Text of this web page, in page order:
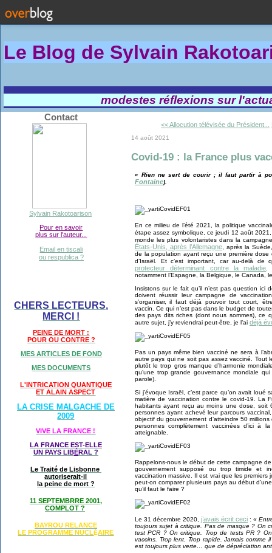
Le Blog de Sylvain Rakotoa
modestes réflexions sur
Contact
Sylvain Rakotoarison
Pour en savoir
plus sur l'auteur...
Email en tiscali
ou respublica ?
CHERS LECTEURS,
MERCI !
PEINE DE MORT :
POUR OU CONTRE ?
MES ARTICLES DE FOND
MES DOCUMENTS
L'INTRICATION QUANTIQUE
ET ALAIN ASPECT
LA CRISE MALGACHE DE
2009
VIVE LA FRANCE !
LA FRANCE EST-ELLE
UN PAYS LIBÉRAL ?
Le Traité de Lisbonne
autoriserait-il
la peine de mort ?
11 SEPTEMBRRE 2001,
COMPLOT ?
BAYROU RELANCE
LE PROGRAMME NUCLÉAIRE
<< Allocution télévisée du Président...
14 août 2021
Covid-19 : la France plus
« Rien ne sert de courir ; il faut partir à
Fontaine).
En ce milieu de l’été 2021, la politique
étape assez symbolique, ce jeudi 12 août
monde les plus volontaristes dans la
États-Unis, après l’Allemagne , après la
de la population ayant reçu une première
d’Israël. Et c’est important, car au-delà
protecteur déterminant contre la maladie
notamment l’Espagne, la Belgique, le Canada,
Insistons sur le fait qu’il n’est pas question
doivent réussir leur campagne de
s’organiser, il faut déjà pouvoir tout court,
vaccin. Ce qui n’est pas dans le budget de
des pays dits riches (dont nous sommes), ce
autre sujet, j’y reviendrai peut-être, je l’ai déjà
Pas un pays même bien vacciné ne sera à
autre pays qui ne soit pas assez vacciné. Tout
plutôt le trop gros manque d’harmonie
qu’une trop grande gouvernance mondiale qui
parole).
Si j’évoque Israël, c’est parce qu’on avait
matière de vaccination contre le covid-19. La
habitants ayant reçu au moins une dose,
personnes ayant achevé leur parcours
objectif du gouvernement d’atteindre 50
personnes complètement vaccinées d’ici à
atteignable.
Rappelons-nous le début de cette campagne
gouvernement supposé ou trop timide et
vaccination massive. Il est vrai que les
peut-on comparer plusieurs pays au début
qu’il faut le faire ?
Le 31 décembre 2020, j’avais écrit ceci : «
toujours sujet à critique. Pas de masque ? On
test PCR ? On critique. Trop de tests PR ?
vaccins. Trop lent. Trop rapide. Jamais comme
est toujours plus verte… que de dépréciation